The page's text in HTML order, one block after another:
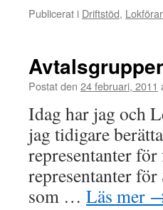
Publicerat i Driftstöd,
Postat den 24 februari, 2011
Idag har jag och
jag tidigare
representanter
representanter
som … Läs mer